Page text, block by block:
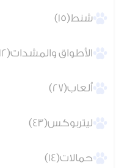
شنط(15)
الأطواق والمشدات(12)
ألعاب(27)
ليتربوكس(43)
حمالات(14)